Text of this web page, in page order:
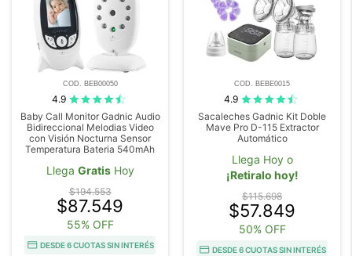
COD. BEB00050
4.9
Baby Call Monitor Gadnic Audio
Bidireccional Melodias Video
con Visión Nocturna Sensor
Temperatura Bateria 540mAh
Llega GratisHoy
$194.553
$87.549
55% OFF
DESDE 6 CUOTAS SIN INTERÉS
COD. BEBE0015
4.9
Sacaleches Gadnic Kit Doble
Mave Pro D-115 Extractor
Automático
Llega Hoy o
¡Retiralo hoy!
$115.698
$57.849
50% OFF
DESDE 6 CUOTAS SIN INTERÉS